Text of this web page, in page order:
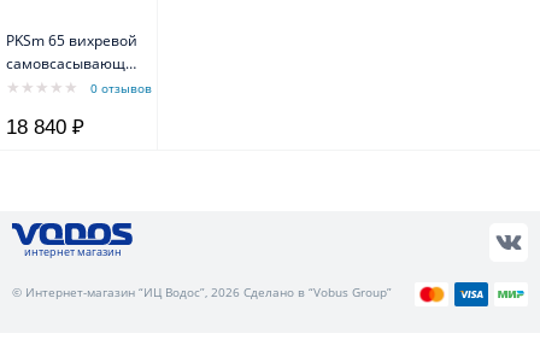
PKSm 65 вихревой
самовсасывающий
насос - корпус из
0 отзывов
18 840 ₽
интернет магазин
© Интернет-магазин “ИЦ Водос”, 2026 Сделано в “Vobus Group”